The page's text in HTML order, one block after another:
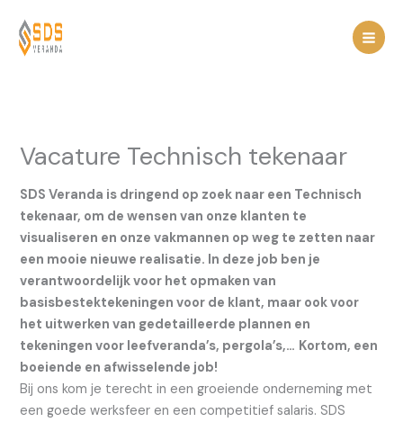
naar
Vacature Technisch tekenaar
SDS Veranda is dringend op zoek naar een Technisch
tekenaar, om de wensen van onze klanten te
visualiseren en onze vakmannen op weg te zetten naar
een mooie nieuwe realisatie. In deze job ben je
verantwoordelijk voor het opmaken van
basisbestektekeningen voor de klant, maar ook voor
het uitwerken van gedetailleerde plannen en
tekeningen voor leefveranda’s, pergola’s,… Kortom, een
boeiende en afwisselende job!
Bij ons kom je terecht in een groeiende onderneming met
een goede werksfeer en een competitief salaris. SDS